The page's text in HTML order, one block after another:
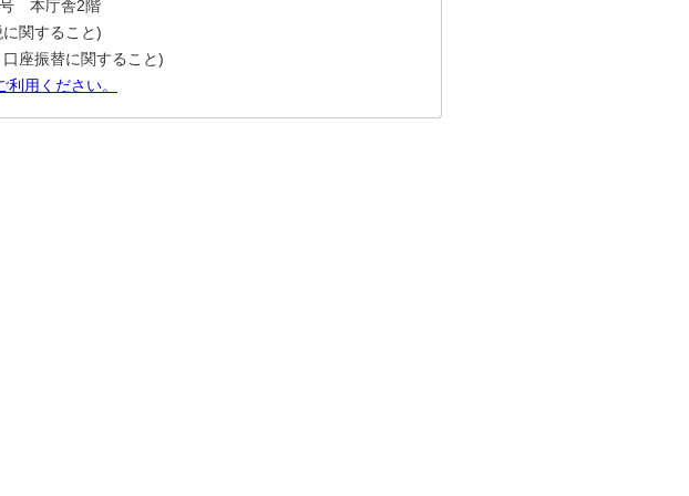
本庁舎2階
関すること)
振替に関すること)
用ください。